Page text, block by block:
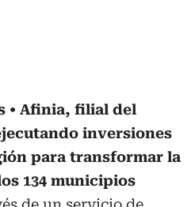
Afinia, filial del
inversiones
para transformar la
134 municipios